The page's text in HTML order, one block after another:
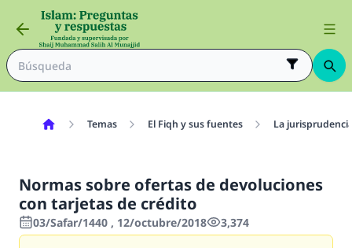
Temas El Fiqh y sus fuentes La
Normas sobre ofertas de devoluciones
con tarjetas de crédito
03/Safar/1440 , 12/octubre/2018 3,374